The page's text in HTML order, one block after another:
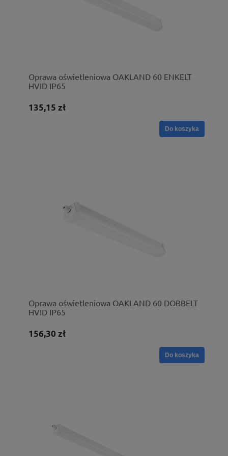
Oprawa oświetleniowa OAKLAND 60 ENKELT
HVID IP65
135,15 zł
Do koszyka
Oprawa oświetleniowa OAKLAND 60 DOBBELT
HVID IP65
156,30 zł
Do koszyka